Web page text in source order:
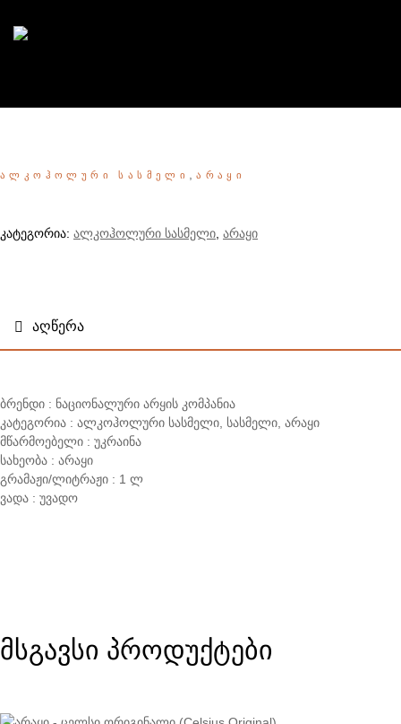
ᲐᲚᲙᲝᲰᲝᲚᲣᲠᲘ ᲡᲐᲡᲛᲔᲚᲘ ,ᲐᲠᲐᲧᲘ
კატეგორია: ალკოჰოლური სასმელი არაყი
ᲐᲦᲬᲔᲠᲐ
ბრენდი : ნაციონალური არყის კომპანია
კატეგორია : ალკოჰოლური სასმელი, სასმელი, არაყი
მწარმოებელი : უკრაინა
სახეობა : არაყი
გრამაჟი/ლიტრაჟი : 1 ლ
ვადა : უვადო
მსგავსი პროდუქტები